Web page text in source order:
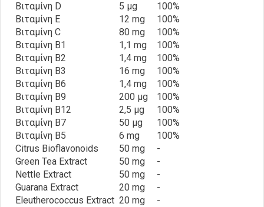
Βιταμίνη D
5 μg
100%
Βιταμίνη E
12 mg
100%
Βιταμίνη C
80 mg
100%
Βιταμίνη B1
1,1 mg
100%
Βιταμίνη B2
1,4 mg
100%
Βιταμίνη B3
16 mg
100%
Βιταμίνη B6
1,4 mg
100%
Βιταμίνη B9
200 μg
100%
Βιταμίνη B12
2,5 μg
100%
Βιταμίνη B7
50 μg
100%
Βιταμίνη B5
6 mg
100%
Citrus Bioflavonoids
50 mg
-
Green Tea Extract
50 mg
-
Nettle Extract
50 mg
-
Guarana Extract
20 mg
-
Eleutherococcus Extract 20 mg
-